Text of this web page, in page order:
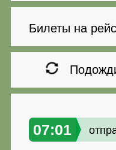
Билеты на
07:01